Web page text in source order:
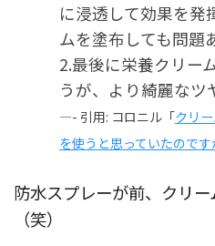
に浸透して効果を発
ムを塗布しても問題
2.最後に栄養クリー
うが、より綺麗なツ
—- 引用: コロニル「クリ
を使うと思っていたので
防水スプレーが前、クリー
（笑）